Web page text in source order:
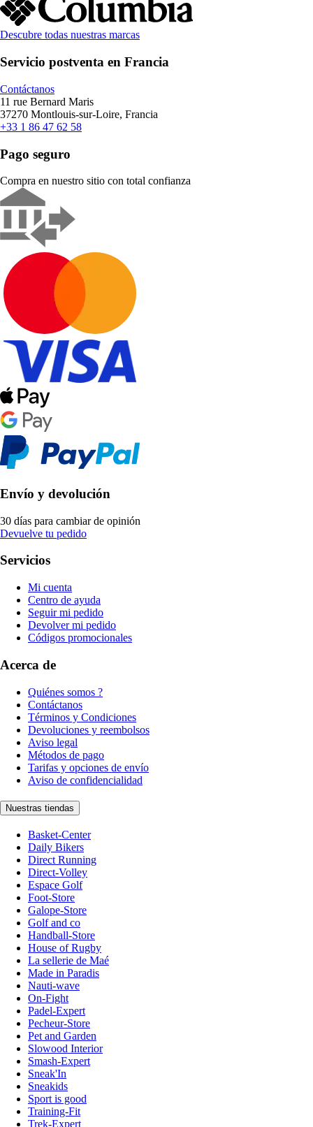
Descubre todas nuestras marcas
Servicio postventa en Francia
Contáctanos
11 rue Bernard Maris
37270 Montlouis-sur-Loire, Francia
+33 1 86 47 62 58
Pago seguro
Compra en nuestro sitio con total confianza
Envío y devolución
30 días para cambiar de opinión
Devuelve tu pedido
Servicios
Mi cuenta
Centro de ayuda
Seguir mi pedido
Devolver mi pedido
Códigos promocionales
Acerca de
Quiénes somos ?
Contáctanos
Términos y Condiciones
Devoluciones y reembolsos
Aviso legal
Métodos de pago
Tarifas y opciones de envío
Aviso de confidencialidad
Nuestras tiendas
Basket-Center
Daily Bikers
Direct Running
Direct-Volley
Espace Golf
Foot-Store
Galope-Store
Golf and co
Handball-Store
House of Rugby
La sellerie de Maé
Made in Paradis
Nauti-wave
On-Fight
Padel-Expert
Pecheur-Store
Pet and Garden
Slowood Interior
Smash-Expert
Sneak'In
Sneakids
Sport is good
Training-Fit
Trek-Expert